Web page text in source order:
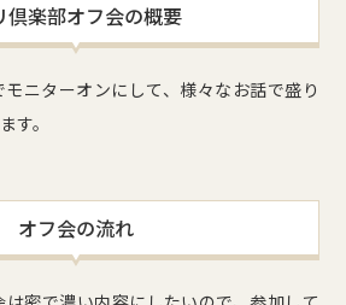
倶楽部オフ会の概要
ニターオンにして、様々なお話で盛り
す。
オフ会の流れ